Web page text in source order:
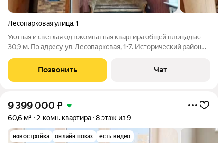
Лесопарковая улица,1
Уютная и светлая однокомнатная квартира общей площадью
30,9 м. По адресу ул. Лесопарковая, 1-7. Исторический район
во двор и на улицу. Остановки находятся в пяти минутах от
дома. Удобная
Позвонить Чат
9 399 000 ₽
60,6 м² 2-комн. квартира 8 этаж из 9
новостройка онлайн показ есть видео